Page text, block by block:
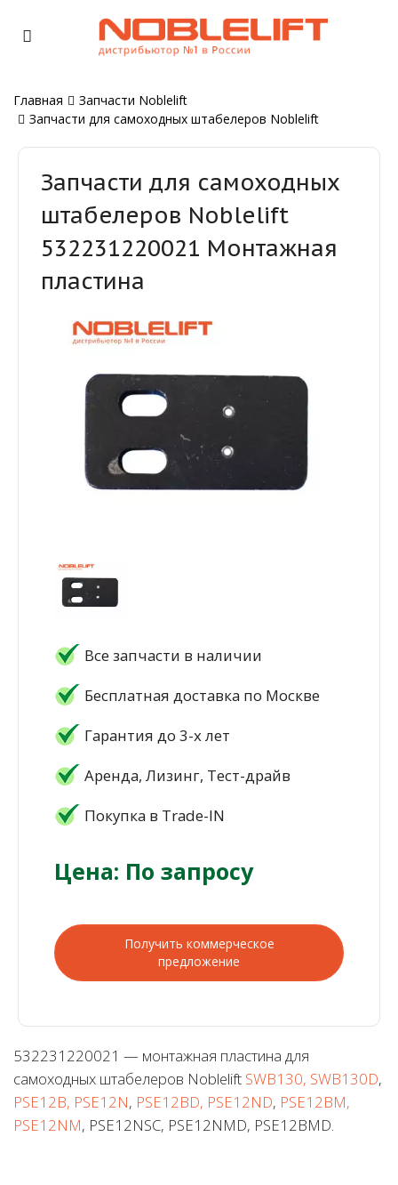
Главная
Запчасти Noblelift
Запчасти для самоходных штабелеров Noblelift
Запчасти для самоходных
штабелеров Noblelift
532231220021 Монтажная
пластина
Все запчасти в наличии
Бесплатная доставка по Москве
Гарантия до 3-х лет
Аренда, Лизинг, Тест-драйв
Покупка в Trade-IN
Цена: По запросу
Получить коммерческое
предложение
532231220021 — монтажная пластина для
самоходных штабелеров Noblelift SWB130, SWB130D,
PSE12B, PSE12N, PSE12BD, PSE12ND, PSE12BM,
PSE12NM, PSE12NSC, PSE12NMD, PSE12BMD.